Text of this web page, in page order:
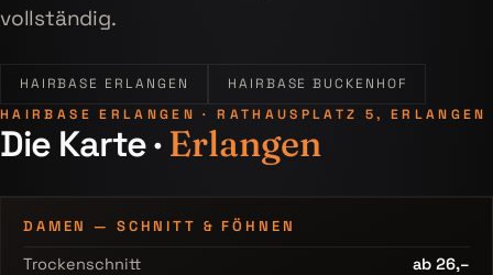
vollständig.
HAIRBASE ERLANGEN
HAIRBASE BUCKENHOF
HAIRBASE ERLANGEN · RATHAUSPLATZ 5, ERLANGEN
Die Karte · Erlangen
DAMEN — SCHNITT & FÖHNEN
Trockenschnitt
ab 26,–